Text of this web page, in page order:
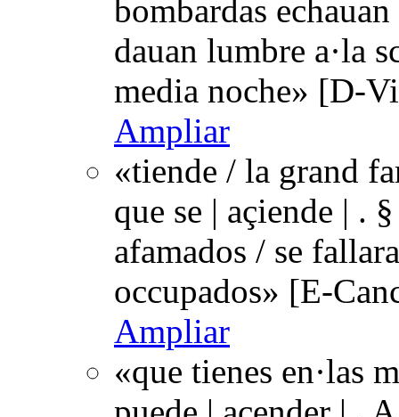
bombardas
dauan lumbre a·la
media noche» [D-
Ampliar
«tiende / la grand
que se | açiende | .
afamados / se
occupados» [E-
Ampliar
«que tienes en·las